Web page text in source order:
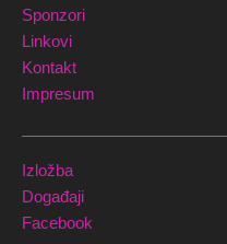
Sponzori
Linkovi
Kontakt
Impresum
Izložba
Događaji
Facebook